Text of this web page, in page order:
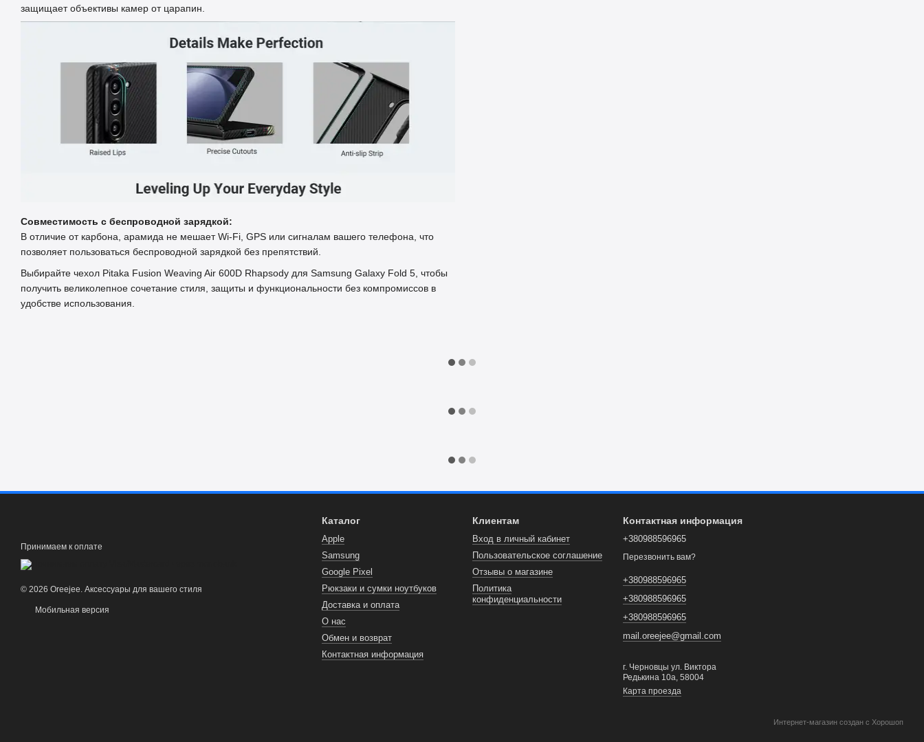
защищает объективы камер от царапин.
Совместимость с беспроводной зарядкой:
В отличие от карбона, арамида не мешает Wi-Fi, GPS или сигналам вашего телефона, что
позволяет пользоваться беспроводной зарядкой без препятствий.
Выбирайте чехол Pitaka Fusion Weaving Air 600D Rhapsody для Samsung Galaxy Fold 5, чтобы
получить великолепное сочетание стиля, защиты и функциональности без компромиссов в
удобстве использования.
Принимаем к оплате
© 2026 Oreejee. Аксессуары для вашего стиля
Мобильная версия
Каталог
Apple
Samsung
Google Pixel
Рюкзаки и сумки ноутбуков
Доставка и оплата
О нас
Обмен и возврат
Контактная информация
Клиентам
Вход в личный кабинет
Пользовательское соглашение
Отзывы о магазине
Политика
конфиденциальности
Контактная информация
+380988596965
Перезвонить вам?
+380988596965
+380988596965
+380988596965
mail.oreejee@gmail.com
г. Черновцы ул. Виктора
Редькина 10а, 58004
Карта проезда
Интернет-магазин создан с Хорошоп